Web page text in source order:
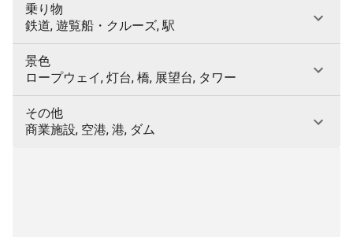
乗り物
鉄道, 遊覧船・クルーズ, 駅
景色
ロープウェイ, 灯台, 橋, 展望台, タワー
その他
商業施設, 空港, 港, ダム